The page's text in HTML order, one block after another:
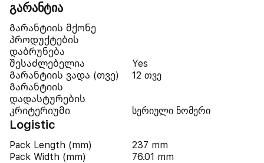
გარანტია
Გარანტიის მქონე
პროდუქტების
დაბრუნება
შესაძლებელია
Yes
Გარანტიის ვადა (თვე)
12 თვე
Გარანტიის
დადასტურების
კრიტერიუმი
სერიული ნომერი
Logistic
Pack Length (mm)
237 mm
Pack Width (mm)
76.01 mm